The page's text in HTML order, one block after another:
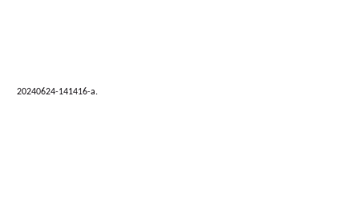
20240624-141416-a.